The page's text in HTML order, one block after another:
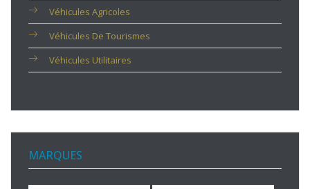
Véhicules Agricoles
Véhicules De Tourismes
Véhicules Utilitaires
MARQUES